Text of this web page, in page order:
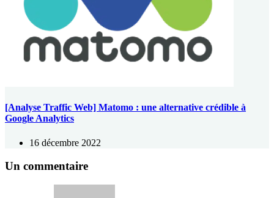
[Analyse Traffic Web] Matomo : une alternative crédible à
Google Analytics
16 décembre 2022
Un commentaire